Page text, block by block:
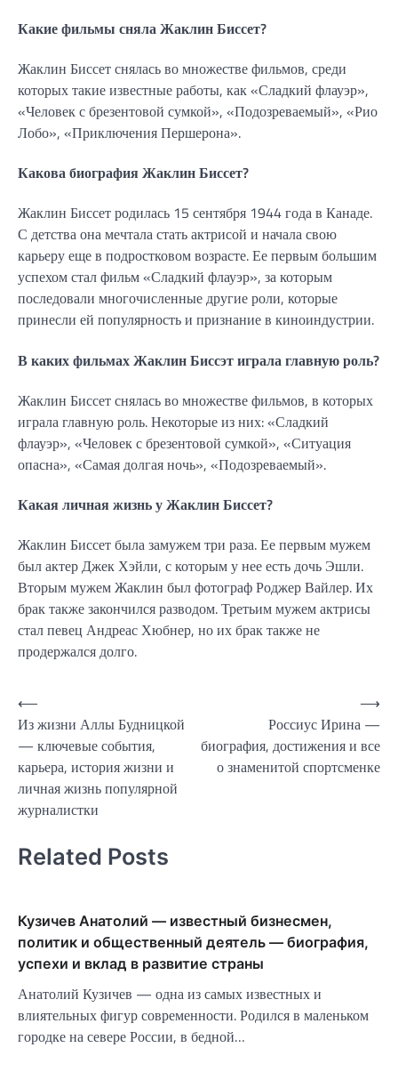
Какие фильмы сняла Жаклин Биссет?
Жаклин Биссет снялась во множестве фильмов, среди
которых такие известные работы, как «Сладкий флауэр»,
«Человек с брезентовой сумкой», «Подозреваемый», «Рио
Лобо», «Приключения Першерона».
Какова биография Жаклин Биссет?
Жаклин Биссет родилась 15 сентября 1944 года в Канаде.
С детства она мечтала стать актрисой и начала свою
карьеру еще в подростковом возрасте. Ее первым большим
успехом стал фильм «Сладкий флауэр», за которым
последовали многочисленные другие роли, которые
принесли ей популярность и признание в киноиндустрии.
В каких фильмах Жаклин Биссэт играла главную роль?
Жаклин Биссет снялась во множестве фильмов, в которых
играла главную роль. Некоторые из них: «Сладкий
флауэр», «Человек с брезентовой сумкой», «Ситуация
опасна», «Самая долгая ночь», «Подозреваемый».
Какая личная жизнь у Жаклин Биссет?
Жаклин Биссет была замужем три раза. Ее первым мужем
был актер Джек Хэйли, с которым у нее есть дочь Эшли.
Вторым мужем Жаклин был фотограф Роджер Вайлер. Их
брак также закончился разводом. Третьим мужем актрисы
стал певец Андреас Хюбнер, но их брак также не
продержался долго.
Навигация
по
записям
⟵
Из жизни Аллы Будницкой
— ключевые события,
карьера, история жизни и
личная жизнь популярной
журналистки
Россиус Ирина —
биография, достижения и все
о знаменитой спортсменке
⟶
Related Posts
Кузичев Анатолий — известный бизнесмен,
политик и общественный деятель — биография,
успехи и вклад в развитие страны
Анатолий Кузичев — одна из самых известных и
влиятельных фигур современности. Родился в маленьком
городке на севере России, в бедной…